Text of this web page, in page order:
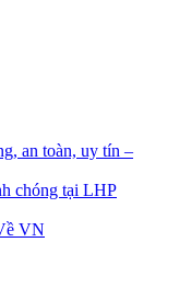
an toàn, uy tín –
chóng tại LHP
VN